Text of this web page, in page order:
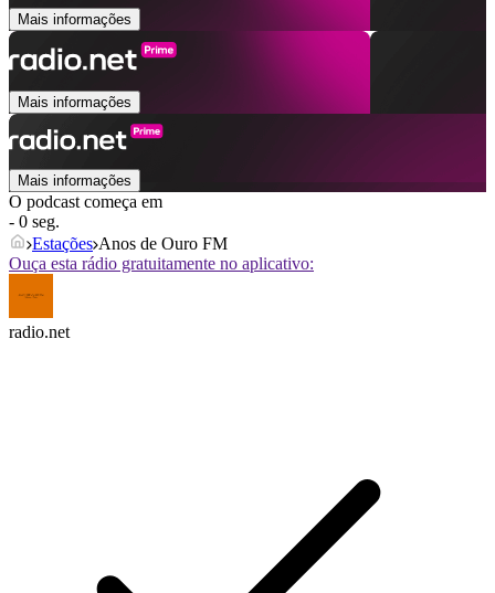
Mais informações
Mais informações
Mais informações
O podcast começa em
- 0 seg.
Estações Anos de Ouro FM
Ouça esta rádio gratuitamente no aplicativo:
radio.net